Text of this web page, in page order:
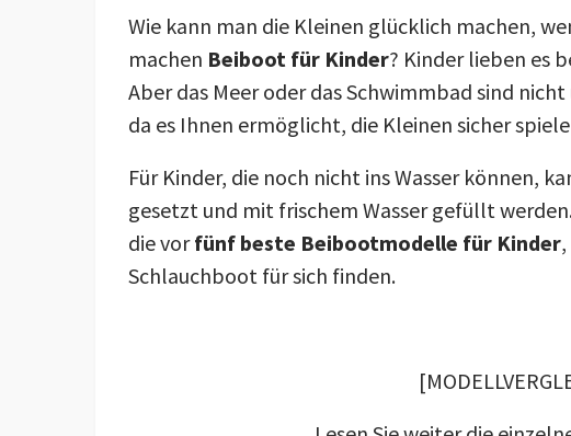
Wie kann man die Kleinen glücklich machen,
machen Beiboot für Kinder? Kinder lieben es
Aber das Meer oder das Schwimmbad sind
da es Ihnen ermöglicht, die Kleinen sicher
Für Kinder, die noch nicht ins Wasser können,
gesetzt und mit frischem Wasser gefüllt
die vorfünf beste Beibootmodelle für Kinder
Schlauchboot für sich finden.